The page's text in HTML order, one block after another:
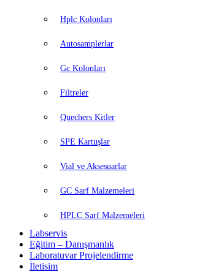
Hplc Kolonları
Autosamplerlar
Gc Kolonları
Filtreler
Quechers Kitler
SPE Kartuşlar
Vial ve Aksesuarlar
GC Sarf Malzemeleri
HPLC Sarf Malzemeleri
Labservis
Eğitim – Danışmanlık
Laboratuvar Projelendirme
İletisim